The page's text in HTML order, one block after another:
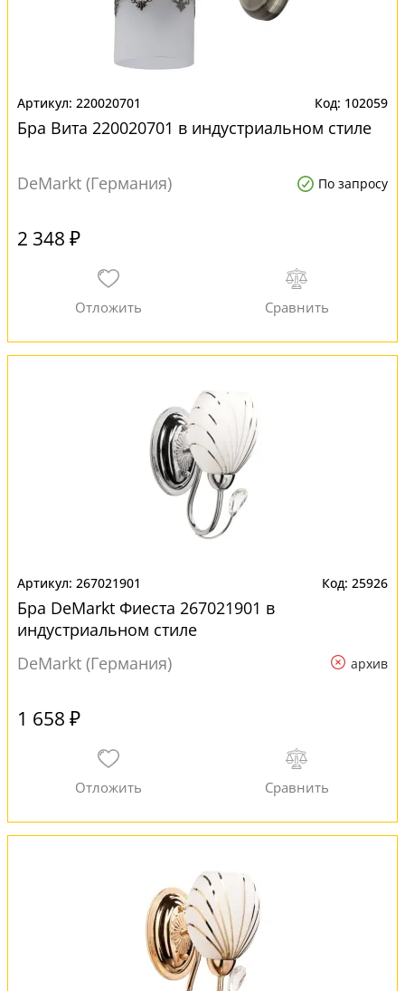
220020701 102059
Бра Вита 220020701 в индустриальном стиле
DeMarkt (Германия) По запросу
2 348 ₽
267021901 25926
Бра DeMarkt Фиеста 267021901 в
индустриальном стиле
DeMarkt (Германия)
архив
1 658 ₽